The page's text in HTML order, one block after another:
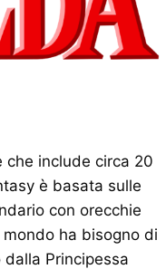
che include circa 20
è basata sulle
con orecchie
ha bisogno di
Principessa